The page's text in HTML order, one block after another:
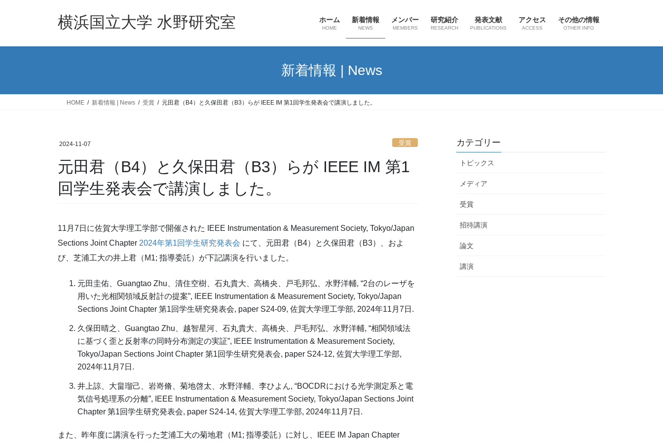
横浜国立大学 水野研究室 ホーム
HOME
新着情報
NEWS
メンバー
MEMBERS
研究紹介
RESEARCH
発表文献
PUBLICATIONS
アクセス
ACCESS
その他の情報
OTHER INFO
新着情報 | News
HOME 新着情報 | News 受賞 元田君（B4）と久保田君（B3）らが IEEE IM 第1回学生発表会で講演しました。
2024-11-07 受賞
元田君（B4）と久保田君（B3）らが IEEE IM 第1
回学生発表会で講演しました。
11月7日に佐賀大学理工学部で開催された IEEE Instrumentation & Measurement Society, Tokyo/Japan
Sections Joint Chapter 2024年第1回学生研究発表会 にて、元田君（B4）と久保田君（B3）、およ
び、芝浦工大の井上君（M1; 指導委託）が下記講演を行いました。
元田圭佑、Guangtao Zhu、清住空樹、石丸貴大、高橋央、戸毛邦弘、水野洋輔, “2台のレーザを
用いた光相関領域反射計の提案”, IEEE Instrumentation & Measurement Society, Tokyo/Japan
Sections Joint Chapter 第1回学生研究発表会, paper S24-09, 佐賀大学理工学部, 2024年11月7日.
久保田晴之、Guangtao Zhu、越智星河、石丸貴大、高橋央、戸毛邦弘、水野洋輔, “相関領域法
に基づく歪と反射率の同時分布測定の実証”, IEEE Instrumentation & Measurement Society,
Tokyo/Japan Sections Joint Chapter 第1回学生研究発表会, paper S24-12, 佐賀大学理工学部,
2024年11月7日.
井上諒、大畠瑠己、岩嵜脩、菊地啓太、水野洋輔、李ひよん, “BOCDRにおける光学測定系と電
気信号処理系の分離”, IEEE Instrumentation & Measurement Society, Tokyo/Japan Sections Joint
Chapter 第1回学生研究発表会, paper S24-14, 佐賀大学理工学部, 2024年11月7日.
また、昨年度に講演を行った芝浦工大の菊地君（M1; 指導委託）に対し、IEEE IM Japan Chapter
カテゴリー
トピックス
メディア
受賞
招待講演
論文
講演